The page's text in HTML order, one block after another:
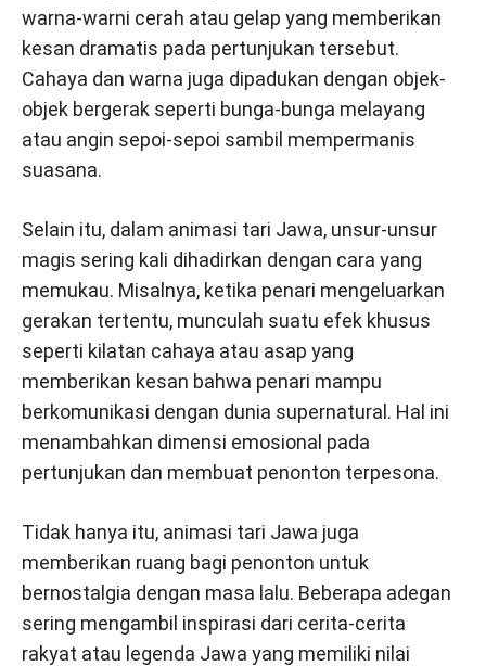
warna-warni cerah atau gelap yang memberikan
kesan dramatis pada pertunjukan tersebut.
Cahaya dan warna juga dipadukan dengan objek-
objek bergerak seperti bunga-bunga melayang
atau angin sepoi-sepoi sambil mempermanis
suasana.
Selain itu, dalam animasi tari Jawa, unsur-unsur
magis sering kali dihadirkan dengan cara yang
memukau. Misalnya, ketika penari mengeluarkan
gerakan tertentu, munculah suatu efek khusus
seperti kilatan cahaya atau asap yang
memberikan kesan bahwa penari mampu
berkomunikasi dengan dunia supernatural. Hal ini
menambahkan dimensi emosional pada
pertunjukan dan membuat penonton terpesona.
Tidak hanya itu, animasi tari Jawa juga
memberikan ruang bagi penonton untuk
bernostalgia dengan masa lalu. Beberapa adegan
sering mengambil inspirasi dari cerita-cerita
rakyat atau legenda Jawa yang memiliki nilai